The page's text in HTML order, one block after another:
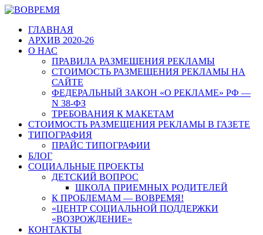
ГЛАВНАЯ
АРХИВ 2020-26
О НАС
ПРАВИЛА РАЗМЕЩЕНИЯ РЕКЛАМЫ
СТОИМОСТЬ РАЗМЕЩЕНИЯ РЕКЛАМЫ НА
САЙТЕ
ФЕДЕРАЛЬНЫЙ ЗАКОН «О РЕКЛАМЕ» РФ —
N 38-ФЗ
ТРЕБОВАНИЯ К МАКЕТАМ
СТОИМОСТЬ РАЗМЕЩЕНИЯ РЕКЛАМЫ В ГАЗЕТЕ
ТИПОГРАФИЯ
ПРАЙС ТИПОГРАФИИ
БЛОГ
СОЦИАЛЬНЫЕ ПРОЕКТЫ
ДЕТСКИЙ ВОПРОС
ШКОЛА ПРИЕМНЫХ РОДИТЕЛЕЙ
К ПРОБЛЕМАМ — ВОВРЕМЯ!
«ЦЕНТР СОЦИАЛЬНОЙ ПОДДЕРЖКИ
«ВОЗРОЖДЕНИЕ»
КОНТАКТЫ